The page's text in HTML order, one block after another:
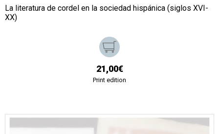
La literatura de cordel en la sociedad hispánica (siglos XVI-
XX)
21,00€
Print edition